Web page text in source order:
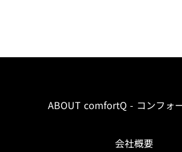
ABOUT comfortQ - コンフォ
会社概要